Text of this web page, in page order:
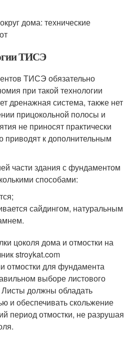
дома: технические
ТИСЭ
ТИСЭ обязательно
при такой технологии
дренажная система, также нет
прицокольной полосы и
не приносят практически
приводят к дополнительным
части здания с фундаментом
способами:
сайдингом, натуральным
цоколя дома и отмостки на
stroykat.com
отмостки для фундамента
выборе листового
должны обладать
и обеспечивать скольжение
период отмостки, не разрушая